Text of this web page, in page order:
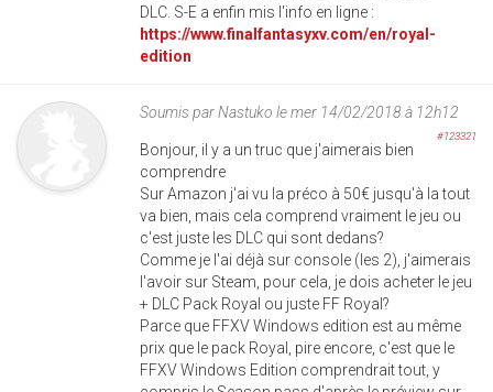
DLC. S-E a enfin mis l'info en ligne :
https://www.finalfantasyxv.com/en/royal-
edition
Soumis parNastuko le mer 14/02/2018 à 12h12
#123321
Bonjour, il y a un truc que j'aimerais bien
comprendre
Sur Amazon j'ai vu la préco à 50€ jusqu'à la tout
va bien, mais cela comprend vraiment le jeu ou
c'est juste les DLC qui sont dedans?
Comme je l'ai déjà sur console (les 2), j'aimerais
l'avoir sur Steam, pour cela, je dois acheter le jeu
+ DLC Pack Royal ou juste FF Royal?
Parce que FFXV Windows edition est au même
prix que le pack Royal, pire encore, c'est que le
FFXV Windows Edition comprendrait tout, y